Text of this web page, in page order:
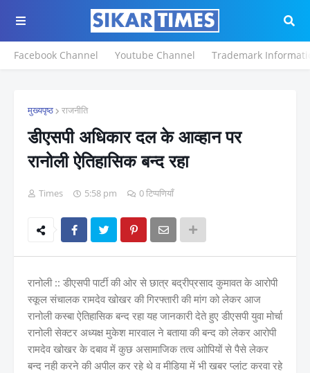
Facebook Channel Youtube Channel Trademark
मुख्यपृष्ठ राजनीति
डीएसपी अधिकार दल के आव्हान पर
रानोली ऐतिहासिक बन्द रहा
Times 5:58 pm 0 टिप्पणियाँ
रानोली :: डीएसपी पार्टी की ओर से छात्र बद्रीप्रसाद कुमावत के आरोपी
स्कूल संचालक रामदेव खोखर की गिरफ्तारी की मांग को लेकर आज
रानोली कस्बा ऐतिहासिक बन्द रहा यह जानकारी देते हुए डीएसपी युवा मोर्चा
रानोली सेक्टर अध्यक्ष मुकेश मारवाल ने बताया की बन्द को लेकर आरोपी
रामदेव खोखर के दबाव में कुछ असामाजिक तत्व आोपियों से पैसे लेकर
बन्द नही करने की अपील कर रहे थे व मीडिया में भी खबर प्लांट करवा रहे